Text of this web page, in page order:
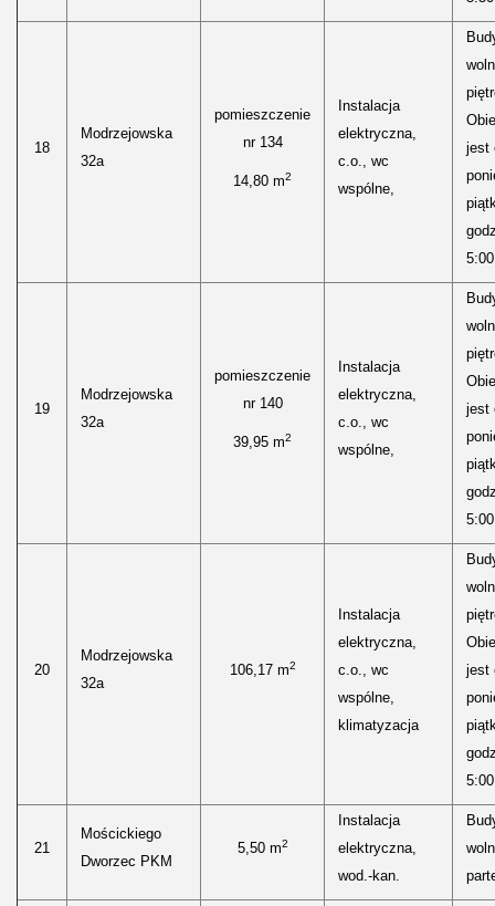
18
Modrzejowska
32a
pomieszczenie
nr 134
14,80 m2
Instalacja
elektryczna,
c.o., wc
wspólne,
jest
19
Modrzejowska
32a
pomieszczenie
nr 140
39,95 m2
Instalacja
elektryczna,
c.o., wc
wspólne,
jest
20
Modrzejowska
32a
106,17 m2
Instalacja
elektryczna,
c.o., wc
wspólne,
klimatyzacja
jest
21
Mościckiego
Dworzec PKM
5,50 m2
Instalacja
elektryczna,
wod.-kan.